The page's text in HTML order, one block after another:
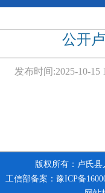
公开
发布时间:2025-10-15
版权所有：卢氏县
工信部备案：豫ICP备